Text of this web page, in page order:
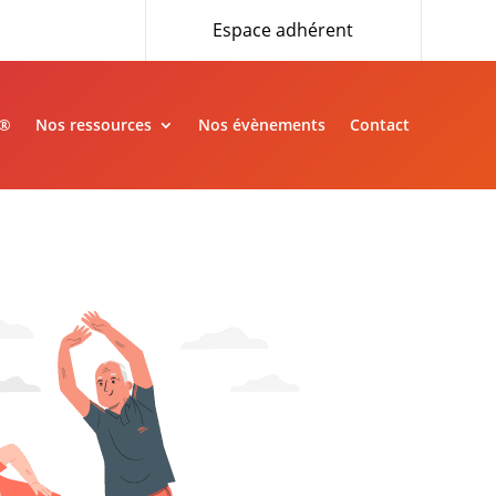
Espace adhérent
Nos ressources Nos évènements Contact